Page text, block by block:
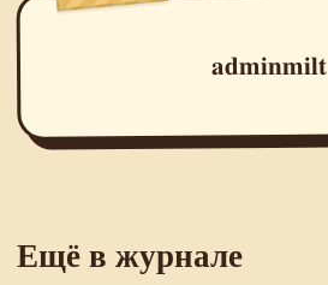
adminmilt
Ещё в журнале